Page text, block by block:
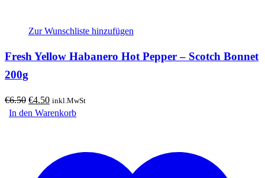
Zur Wunschliste hinzufügen
Fresh Yellow Habanero Hot Pepper – Scotch Bonnet
200g
€6.50 Ursprünglicher
Preis
war:
€4.50Aktueller
Preis
ist:
inkl.MwSt
In den Warenkorb